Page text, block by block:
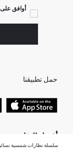
سلسلة نظارات شمسية
أوافق
حمل تطبيقنا
أفضل الفئات